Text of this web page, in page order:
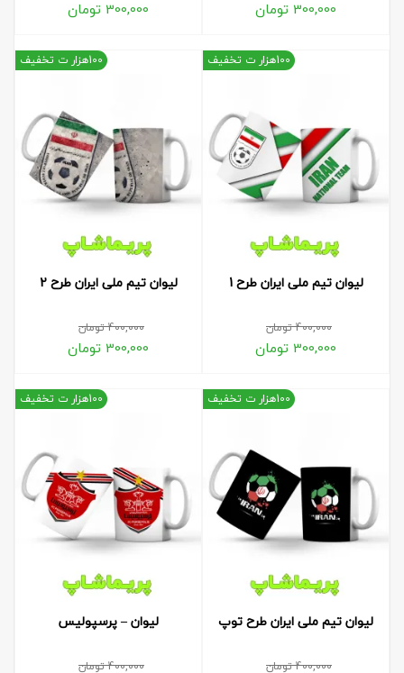
300,000 تومان 300,000 تومان
لیوان تیم ملی ایران طرح 1
400,000تومان
300,000 تومان
100هزار ت تخفیف
لیوان تیم ملی ایران طرح 2
400,000تومان
300,000 تومان
100هزار ت تخفیف
لیوان تیم ملی ایران طرح توپ
400,000تومان
100هزار ت تخفیف
لیوان – پرسپولیس
400,000تومان
100هزار ت تخفیف